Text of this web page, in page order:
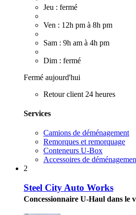
Jeu : fermé
Ven : 12h pm à 8h pm
Sam : 9h am à 4h pm
Dim : fermé
Fermé aujourd'hui
Retour client 24 heures
Services
Camions de déménagement
Remorques et remorquage
Conteneurs U-Box
Accessoires de
2
Steel City Auto Works
Concessionnaire U-Haul dans le